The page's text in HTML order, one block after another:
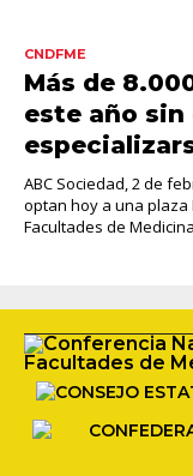
CNDFME
Más de
este año sin
ABC Sociedad, 2 de
optan hoy a una plaza
Facultades de